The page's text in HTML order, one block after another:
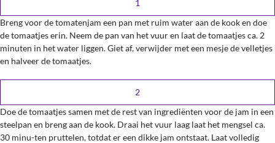
Breng voor de tomatenjam een pan met ruim water aan de kook en doe
de tomaatjes erin. Neem de pan van het vuur en laat de tomaatjes ca. 2
minuten in het water liggen. Giet af, verwijder met een mesje de velletjes
en halveer de tomaatjes.
Doe de tomaatjes samen met de rest van ingrediënten voor de jam in een
steelpan en breng aan de kook. Draai het vuur laag laat het mengsel ca.
30 minu-ten pruttelen, totdat er een dikke jam ontstaat. Laat volledig